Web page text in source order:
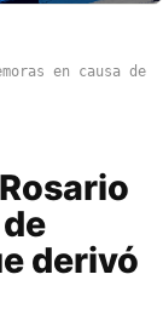
en causa de
derivó